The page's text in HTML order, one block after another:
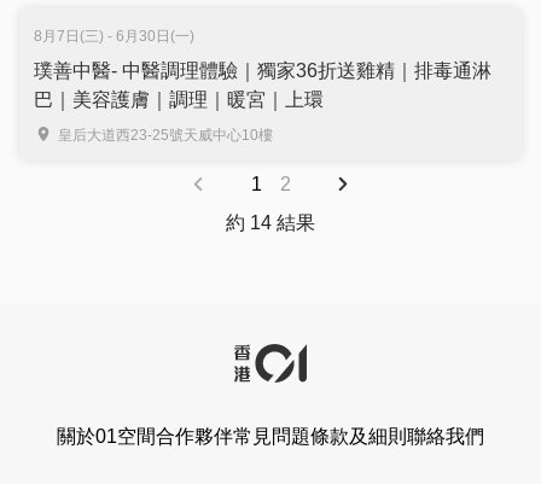
8月7日(三) - 6月30日(一)
璞善中醫- 中醫調理體驗｜獨家36折送雞精｜排毒通淋
巴｜美容護膚｜調理｜暖宮｜上環
皇后大道西23-25號天威中心10樓
1
2
約 14 結果
關於01空間合作夥伴常見問題條款及細則 聯絡我們